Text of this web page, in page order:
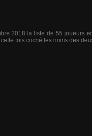
2018 la liste de 55 joueurs
fois coché les noms des